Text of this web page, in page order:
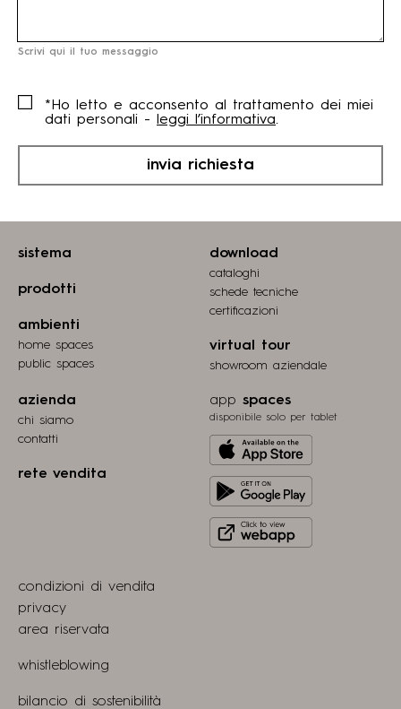
Scrivi qui il tuo messaggio
*Ho letto e acconsento al trattamento dei miei
dati personali - leggi l’informativa.
invia richiesta
sistema
prodotti
ambienti
home spaces
public spaces
download
cataloghi
schede tecniche
certiﬁcazioni
virtual tour
showroom aziendale
azienda
chi siamo
contatti
rete vendita
app spaces
disponibile solo per tablet
from
store
it
Play
to
condizioni di vendita
privacy
area riservata
whistleblowing
bilancio di sostenibilità